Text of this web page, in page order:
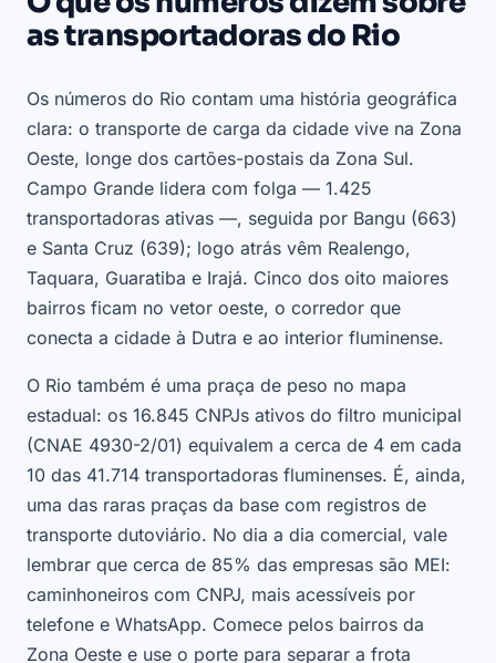
as transportadoras do Rio
Os números do Rio contam uma história geográfica
clara: o transporte de carga da cidade vive na Zona
Oeste, longe dos cartões-postais da Zona Sul.
Campo Grande lidera com folga — 1.425
transportadoras ativas —, seguida por Bangu (663)
e Santa Cruz (639); logo atrás vêm Realengo,
Taquara, Guaratiba e Irajá. Cinco dos oito maiores
bairros ficam no vetor oeste, o corredor que
conecta a cidade à Dutra e ao interior fluminense.
O Rio também é uma praça de peso no mapa
estadual: os 16.845 CNPJs ativos do filtro municipal
(CNAE 4930-2/01) equivalem a cerca de 4 em cada
10 das 41.714 transportadoras fluminenses. É, ainda,
uma das raras praças da base com registros de
transporte dutoviário. No dia a dia comercial, vale
lembrar que cerca de 85% das empresas são MEI:
caminhoneiros com CNPJ, mais acessíveis por
telefone e WhatsApp. Comece pelos bairros da
Zona Oeste e use o porte para separar a frota